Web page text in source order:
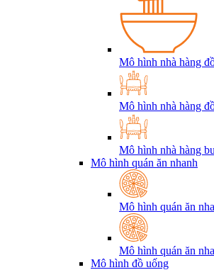
Mô hình nhà hàng
Mô hình nhà hàng
Mô hình nhà hàng
Mô hình quán ăn nhanh
Mô hình quán ăn
Mô hình quán ăn
Mô hình đồ uống